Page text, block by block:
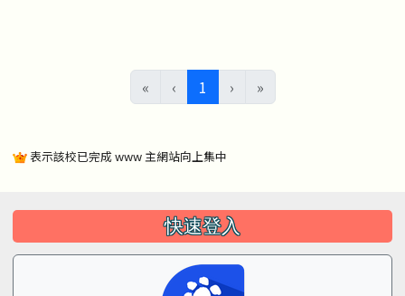
« ‹ 1 (目前頁次)
› »
表示該校已完成 www 主網站向上集中
左邊區域內容 快速登入